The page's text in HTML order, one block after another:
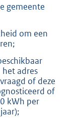
gemeente
om een
adres
of deze
of
kWh per